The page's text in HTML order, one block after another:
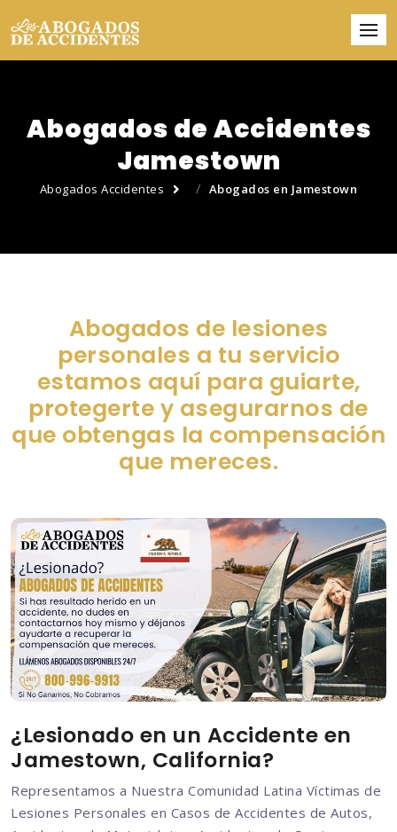
Abogados de Accidentes
Jamestown
Abogados Accidentes Abogados en Jamestown
Abogados de lesiones
personales a tu servicio
estamos aquí para guiarte,
protegerte y asegurarnos de
que obtengas la compensación
que mereces.
¿Lesionado en un Accidente en
Jamestown, California?
Representamos a Nuestra Comunidad Latina Víctimas de
Lesiones Personales en Casos de Accidentes de Autos,